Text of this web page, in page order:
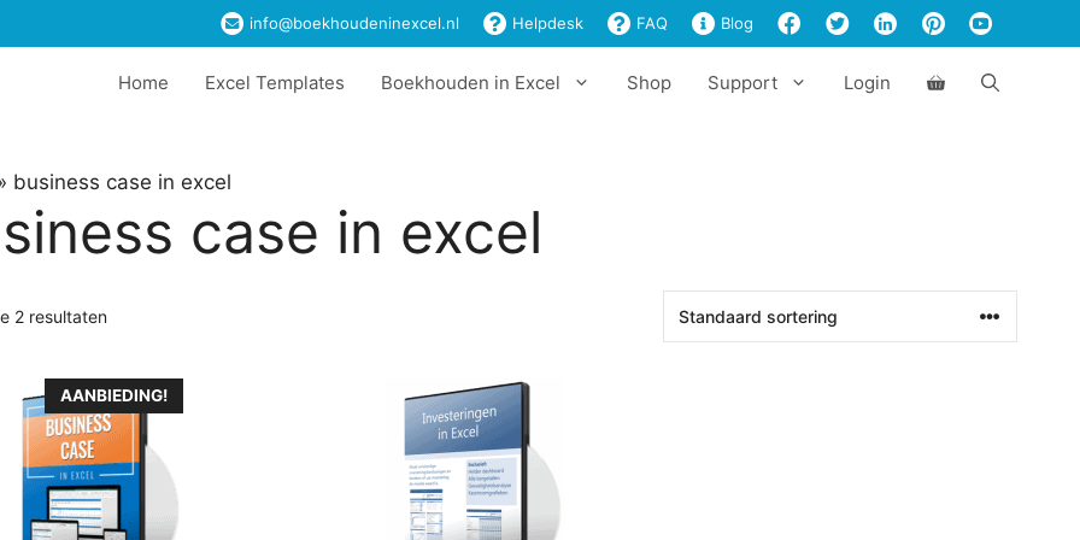
info@boekhoudeninexcel.nl Helpdesk FAQ Blog
Home Excel Templates Boekhouden in Excel Shop Support Login
business case in excel
case in excel
2 resultaten
AANBIEDING!